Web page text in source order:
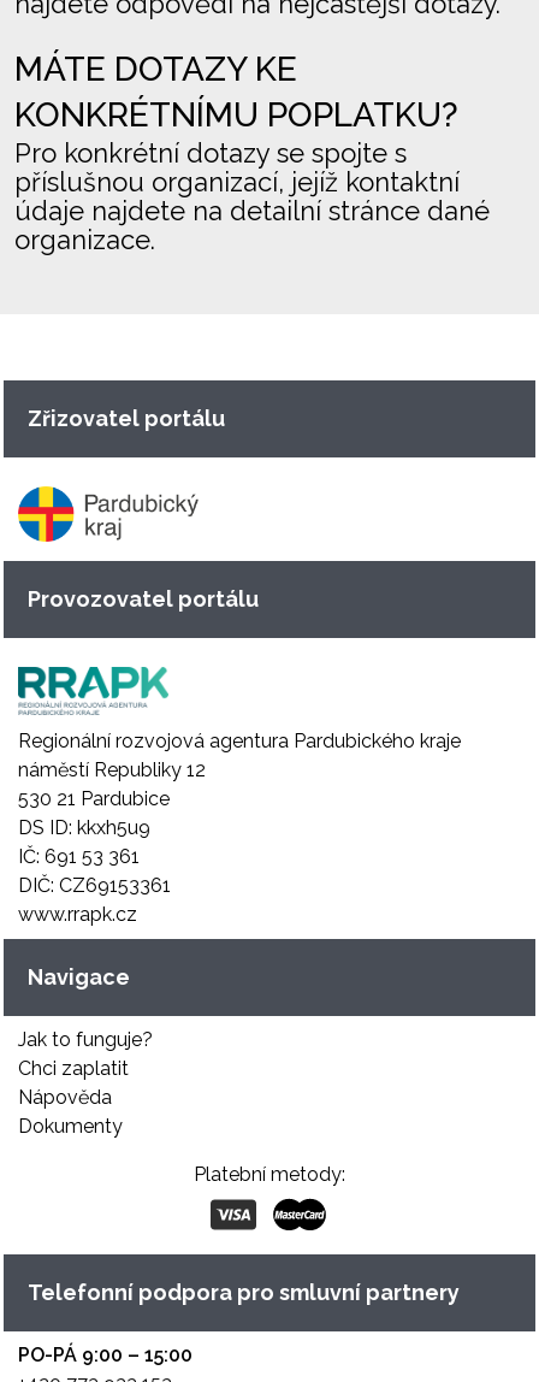
MÁTE DOTAZY KE
KONKRÉTNÍMU POPLATKU?
Pro konkrétní dotazy se spojte s
příslušnou organizací, jejíž kontaktní
údaje najdete na detailní stránce dané
organizace.
Zřizovatel portálu
Provozovatel portálu
Regionální rozvojová agentura Pardubického kraje
náměstí Republiky 12
530 21 Pardubice
DS ID: kkxh5u9
IČ: 691 53 361
DIČ: CZ69153361
www.rrapk.cz
Navigace
Jak to funguje?
Chci zaplatit
Nápověda
Dokumenty
Platební metody:
Telefonní podpora pro smluvní partnery
PO-PÁ 9:00 – 15:00